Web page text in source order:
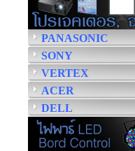
PANASONIC
SONY
VERTEX
ACER
DELL